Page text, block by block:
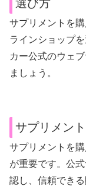
選び方
サプリメントを
ラインショップ
カー公式のウェ
ましょう。
サプリメン
サプリメントを
が重要です。公
認し、信頼でき